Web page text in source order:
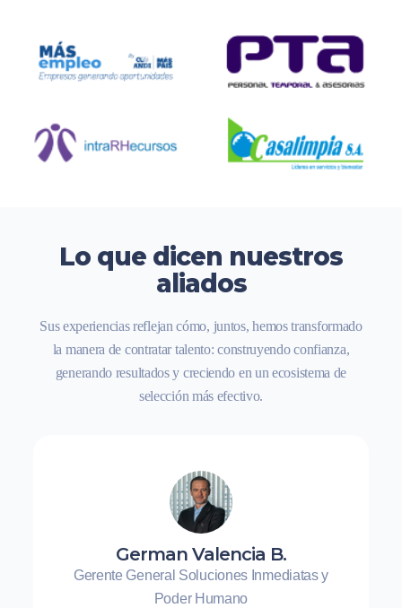
Lo que dicen nuestros
aliados
Sus experiencias reflejan cómo, juntos, hemos transformado
la manera de contratar talento: construyendo confianza,
generando resultados y creciendo en un ecosistema de
selección más efectivo.
German Valencia B.
Gerente General Soluciones Inmediatas y
Poder Humano